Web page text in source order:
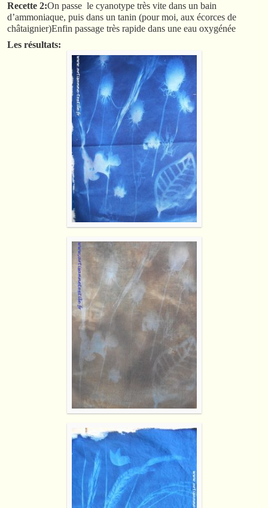
Recette 2:On passe le cyanotype très vite dans un bain
d’ammoniaque, puis dans un tanin (pour moi, aux écorces de
châtaignier)Enfin passage très rapide dans une eau oxygénée
Les résultats: